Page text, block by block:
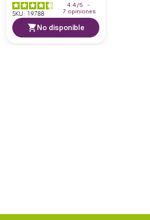
4.4 /5
-
7 opiniones
SKU: 19788
No disponible